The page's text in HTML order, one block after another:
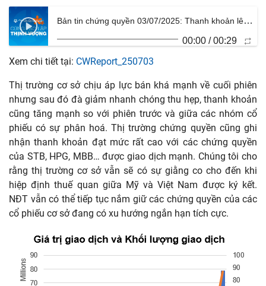
Bản tin chứng quyền 03/07/2025: Thanh khoản lên cao nhất nhiều tháng
00:00 /00:29
Xem chi tiết tại: CWReport_250703
Thị trường cơ sở chịu áp lực bán khá mạnh về cuối phiên
nhưng sau đó đà giảm nhanh chóng thu hẹp, thanh khoản
cũng tăng mạnh so với phiên trước và giữa các nhóm cổ
phiếu có sự phân hoá. Thị trường chứng quyền cũng ghi
nhận thanh khoản đạt mức rất cao với các chứng quyền
của STB, HPG, MBB… được giao dịch mạnh. Chúng tôi cho
rằng thị trường cơ sở vẫn sẽ có sự giằng co cho đến khi
hiệp định thuế quan giữa Mỹ và Việt Nam được ký kết.
NĐT vẫn có thể tiếp tục nắm giữ các chứng quyền của các
cổ phiếu cơ sở đang có xu hướng ngắn hạn tích cực.